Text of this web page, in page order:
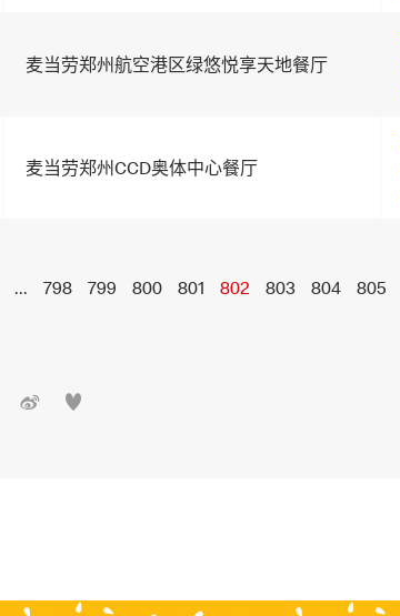
麦当劳郑州航空港区绿悠悦享天地餐厅
麦当劳郑州CCD奥体中心餐厅
... 798 799 800 801 802 803 804 805
 